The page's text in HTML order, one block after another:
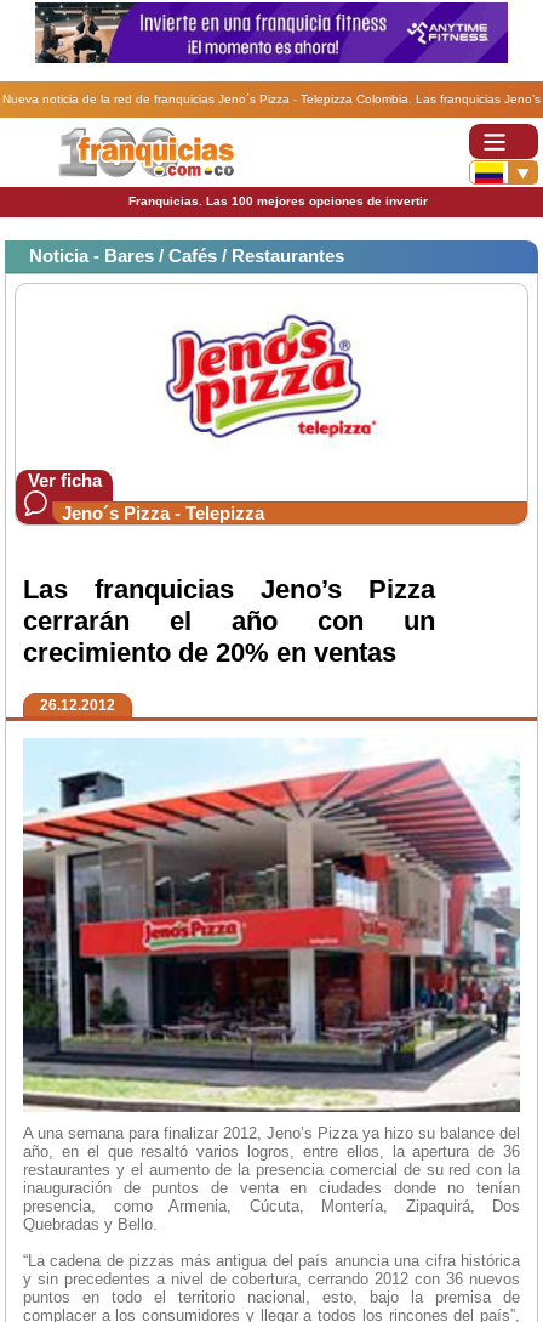
Nueva noticia de la red de franquicias Jeno´s Pizza - Telepizza Colombia. Las franquicias Jeno’s
Pizza cerrarán el año con un crecimiento de 20% en ventas.
Franquicias. Las 100 mejores opciones de invertir
Noticia - Bares / Cafés / Restaurantes
Ver ficha
Jeno´s Pizza - Telepizza
Las franquicias Jeno’s Pizza
cerrarán el año con un
crecimiento de 20% en ventas
26.12.2012
A una semana para finalizar 2012, Jeno’s Pizza ya hizo su balance del
año, en el que resaltó varios logros, entre ellos, la apertura de 36
restaurantes y el aumento de la presencia comercial de su red con la
inauguración de puntos de venta en ciudades donde no tenían
presencia, como Armenia, Cúcuta, Montería, Zipaquirá, Dos
Quebradas y Bello.
“La cadena de pizzas más antigua del país anuncia una cifra histórica
y sin precedentes a nivel de cobertura, cerrando 2012 con 36 nuevos
puntos en todo el territorio nacional, esto, bajo la premisa de
complacer a los consumidores y llegar a todos los rincones del país”,